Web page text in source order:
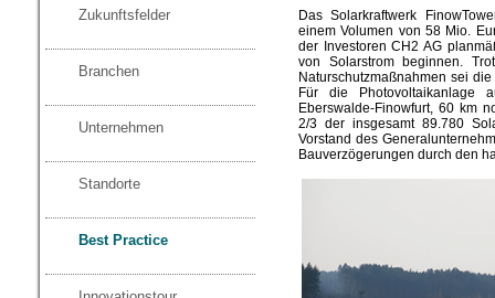
Zukunftsfelder
Branchen
Unternehmen
Standorte
Best Practice
Das Solarkraftwerk
einem Volumen von 58 Mio.
der Investoren CH2 AG
von Solarstrom beginnen.
Naturschutzmaßnahmen sei
Für die Photovoltaikanlage
Eberswalde-Finowfurt, 60 km
2/3 der insgesamt 89.780
Vorstand des
Bauverzögerungen durch den